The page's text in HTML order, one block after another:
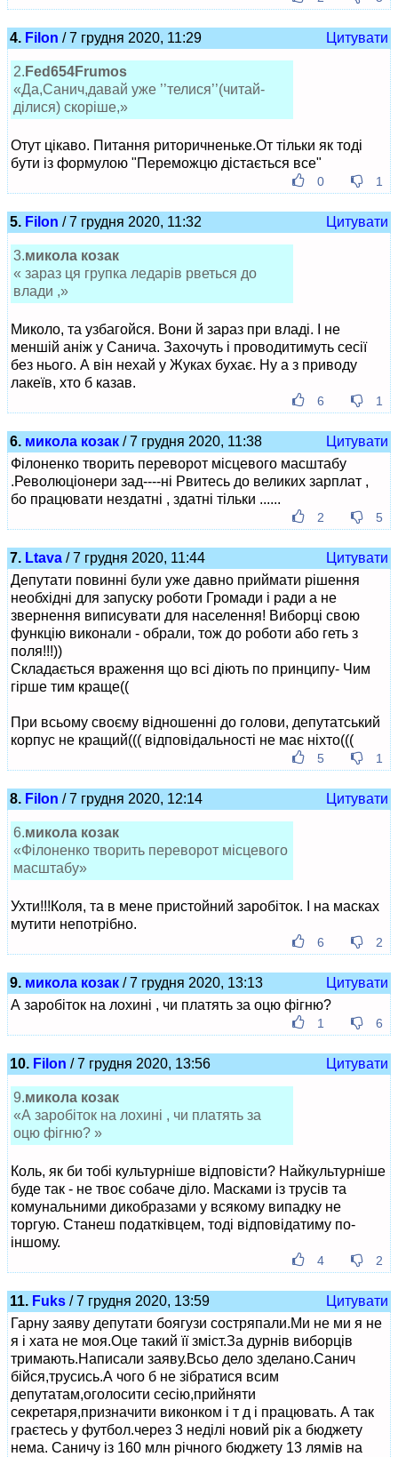
4. Filon / 7 грудня 2020, 11:29 Цитувати
2. Fed654Frumos
«Да,Санич,давай уже ’’телися’’(читай-
ділися) скоріше,»
Отут цікаво. Питання риторичненьке.От тільки як тоді
бути із формулою "Переможцю дістається все"
0 1
5. Filon / 7 грудня 2020, 11:32 Цитувати
3.микола козак
« зараз ця групка ледарів рветься до
влади ,»
Миколо, та узбагойся. Вони й зараз при владі. І не
меншій аніж у Санича. Захочуть і проводитимуть сесії
без нього. А він нехай у Жуках бухає. Ну а з приводу
лакеїв, хто б казав.
6 1
6. микола козак / 7 грудня 2020, 11:38
Цитувати
Філоненко творить переворот місцевого масштабу
.Революціонери зад----ні Рвитесь до великих зарплат ,
бо працювати нездатні , здатні тільки ......
2 5
7. Ltava / 7 грудня 2020, 11:44
Цитувати
Депутати повинні були уже давно приймати рішення
необхідні для запуску роботи Громади і ради а не
звернення виписувати для населення! Виборці свою
функцію виконали - обрали, тож до роботи або геть з
поля!!!))
Складається враження що всі діють по принципу- Чим
гірше тим краще((
При всьому своєму відношенні до голови, депутатський
корпус не кращий((( відповідальності не має ніхто(((
5 1
8. Filon / 7 грудня 2020, 12:14 Цитувати
6.микола козак
«Філоненко творить переворот місцевого
масштабу»
Ухти!!!Коля, та в мене пристойний заробіток. І на масках
мутити непотрібно.
6 2
9. микола козак / 7 грудня 2020, 13:13
Цитувати
А заробіток на лохині , чи платять за оцю фігню?
1 6
10. Filon / 7 грудня 2020, 13:56 Цитувати
9.микола козак
«А заробіток на лохині , чи платять за
оцю фігню? »
Коль, як би тобі культурніше відповісти? Найкультурніше
буде так - не твоє собаче діло. Масками із трусів та
комунальними дикобразами у всякому випадку не
торгую. Станеш податківцем, тоді відповідатиму по-
іншому.
4 2
11. Fuks / 7 грудня 2020, 13:59
Цитувати
Гарну заяву депутати боягузи состряпали.Ми не ми я не
я і хата не моя.Оце такий її зміст.За дурнів виборців
тримають.Написали заяву.Всьо дело зделано.Санич
бійся,трусись.А чого б не зібратися всим
депутатам,оголосити сесію,прийняти
секретаря,призначити виконком і т д і працювать. А так
граєтесь у футбол.через 3 неділі новий рік а бюджету
нема. Саничу із 160 млн річного бюджету 13 лямів на